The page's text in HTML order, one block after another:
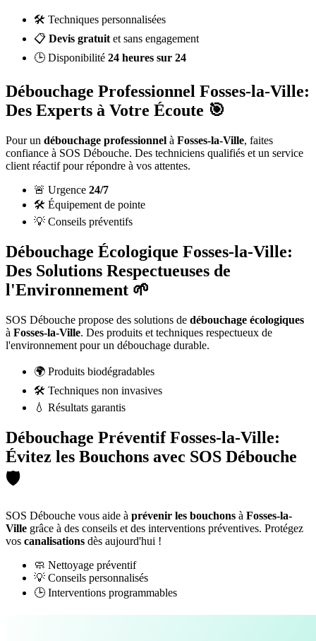
🛠️ Techniques personnalisées
📋 Devis gratuit et sans engagement
🕒 Disponibilité 24 heures sur 24
Débouchage Professionnel Fosses-la-Ville:
Des Experts à Votre Écoute 🎯
Pour un débouchage professionnel à Fosses-la-Ville, faites
confiance à SOS Débouche. Des techniciens qualifiés et un service
client réactif pour répondre à vos attentes.
🚨 Urgence 24/7
🛠️ Équipement de pointe
💡 Conseils préventifs
Débouchage Écologique Fosses-la-Ville:
Des Solutions Respectueuses de
l'Environnement 🌱
SOS Débouche propose des solutions de débouchage écologiques
à Fosses-la-Ville. Des produits et techniques respectueux de
l'environnement pour un débouchage durable.
🌍 Produits biodégradables
🛠️ Techniques non invasives
💧 Résultats garantis
Débouchage Préventif Fosses-la-Ville:
Évitez les Bouchons avec SOS Débouche
🛡️
SOS Débouche vous aide à prévenir les bouchons à Fosses-la-
Ville grâce à des conseils et des interventions préventives. Protégez
vos canalisations dès aujourd'hui !
🧼 Nettoyage préventif
💡 Conseils personnalisés
🕒 Interventions programmables